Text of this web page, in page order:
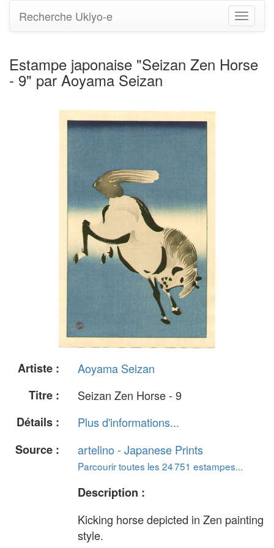
Basculer
la
Recherche Ukiyo-e
Estampe japonaise "Seizan Zen Horse
- 9" par Aoyama Seizan
Artiste :
Aoyama Seizan
Titre :
Seizan Zen Horse - 9
Détails :
Plus d'informations...
Source :
artelino - Japanese Prints
Parcourir toutes les 24 751 estampes...
Description :
Kicking horse depicted in Zen painting
style.